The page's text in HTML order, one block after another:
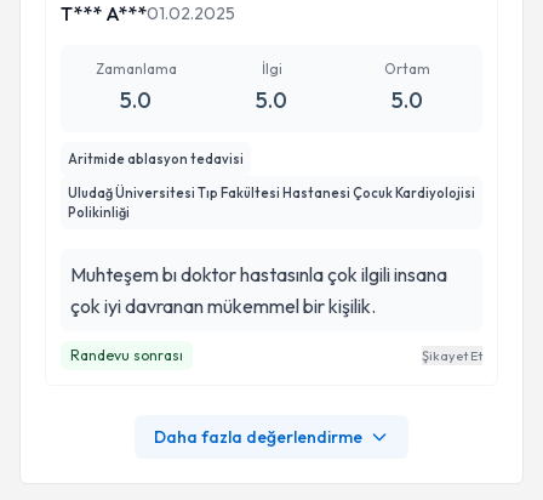
T*** A***01.02.2025
Zamanlama
5.0
İlgi
5.0
Ortam
5.0
Aritmide ablasyon tedavisi
Uludağ Üniversitesi Tıp Fakültesi Hastanesi Çocuk Kardiyolojisi
Polikinliği
Muhteşem bı doktor hastasınla çok ilgili insana
çok iyi davranan mükemmel bir kişilik.
Randevu sonrası Şikayet Et
Daha fazla değerlendirme